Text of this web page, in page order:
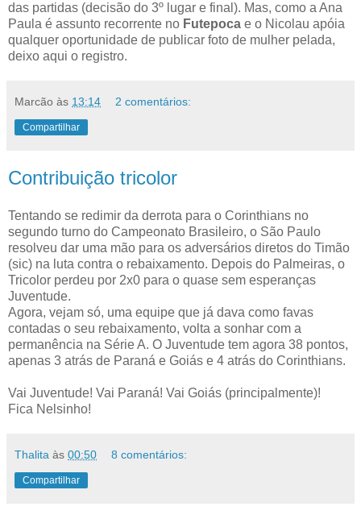
das partidas (decisão do 3º lugar e final). Mas, como a Ana
Paula é assunto recorrente no Futepoca e o Nicolau apóia
qualquer oportunidade de publicar foto de mulher pelada,
deixo aqui o registro.
Marcão às 13:14 2 comentários:
Compartilhar
Contribuição tricolor
Tentando se redimir da derrota para o Corinthians no
segundo turno do Campeonato Brasileiro, o São Paulo
resolveu dar uma mão para os adversários diretos do Timão
(sic) na luta contra o rebaixamento. Depois do Palmeiras, o
Tricolor perdeu por 2x0 para o quase sem esperanças
Juventude.
Agora, vejam só, uma equipe que já dava como favas
contadas o seu rebaixamento, volta a sonhar com a
permanência na Série A. O Juventude tem agora 38 pontos,
apenas 3 atrás de Paraná e Goiás e 4 atrás do Corinthians.
Vai Juventude! Vai Paraná! Vai Goiás (principalmente)!
Fica Nelsinho!
Thalita às 00:50 8 comentários:
Compartilhar